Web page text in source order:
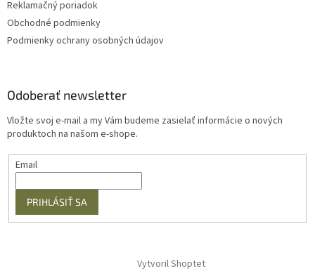
Reklamačný poriadok
Obchodné podmienky
Podmienky ochrany osobných údajov
Odoberať newsletter
Vložte svoj e-mail a my Vám budeme zasielať informácie o nových
produktoch na našom e-shope.
Email
PRIHLÁSIŤ SA
Vytvoril Shoptet